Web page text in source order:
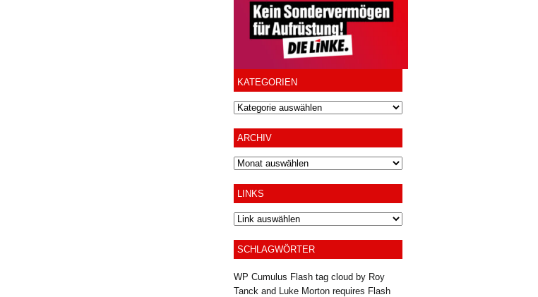
KATEGORIEN
ARCHIV
Archiv
LINKS
SCHLAGWÖRTER
WP Cumulus Flash tag cloud by Roy
Tanck and Luke Morton requires Flash